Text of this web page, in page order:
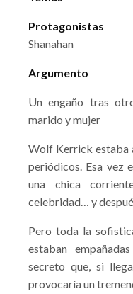
Protagonistas
Shanahan
Argumento
Un engaño tras
marido y mujer
Wolf Kerrick estaba
periódicos. Esa vez
una chica
celebridad… y
Pero toda la
estaban
secreto que, si
provocaría un